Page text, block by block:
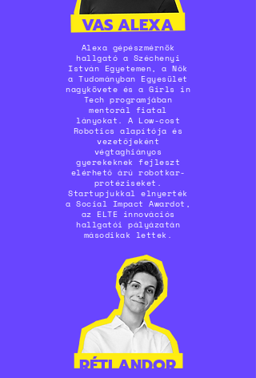
VAS ALEXA
Alexa gépészmérnök
hallgató a Széchenyi
István Egyetemen, a Nők
a Tudományban Egyesület
nagykövete és a Girls in
Tech programjában
mentorál fiatal
lányokat. A Low-cost
Robotics alapítója és
vezetőjeként
végtaghiányos
gyerekeknek fejleszt
elérhető árú robotkar-
protéziseket.
Startupjukkal elnyerték
a Social Impact Awardot,
az ELTE innovációs
hallgatói pályázatán
másodikak lettek.
RÉTI ANDOR